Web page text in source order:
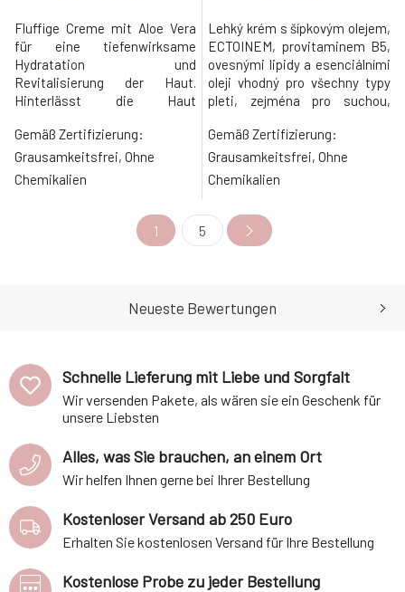
Fluffige Creme mit Aloe Vera
für eine tiefenwirksame
Hydratation und
Revitalisierung der Haut.
Hinterlässt die Haut
frisch. Mit einem Gehalt von
2% AHAs, Niacinamid und
Haferseide.Die Marke Dulcia
COSMETICS. Die Qualität und
Zusammensetzung der
Gemäß Zertifizierung:
Grausamkeitsfrei, Ohne
Chemikalien
Lehký krém s šípkovým olejem,
ECTOINEM, provitaminem B5,
ovesnými lipidy a esenciálními
oleji vhodný pro všechny typy
pleti, zejména pro suchou,
(atopie) a zralou pleť. Značka
Dulcia Natural postupně mění
své logo a stává se z ní
stejně krásně kvalitě, des
Gemäß Zertifizierung:
Grausamkeitsfrei, Ohne
Chemikalien
1 5
Neueste Bewertungen
Schnelle Lieferung mit Liebe und Sorgfalt
Wir versenden Pakete, als wären sie ein Geschenk für
unsere Liebsten
Alles, was Sie brauchen, an einem Ort
Wir helfen Ihnen gerne bei Ihrer Bestellung
Kostenloser Versand ab 250 Euro
Erhalten Sie kostenlosen Versand für Ihre Bestellung
Kostenlose Probe zu jeder Bestellung